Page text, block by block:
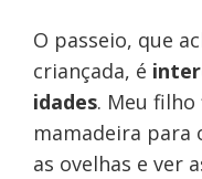
O passeio, que
criançada, é
idades. Meu
mamadeira para
as ovelhas e ver